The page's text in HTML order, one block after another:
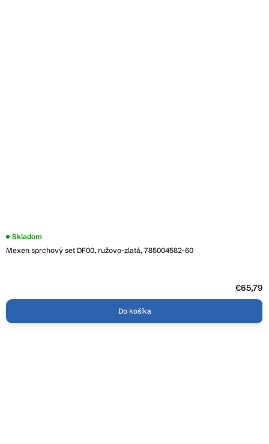
Mexen sprchový set DF00, ružovo-zlatá, 785004582-60
Skladom
€65,79
Do košíka